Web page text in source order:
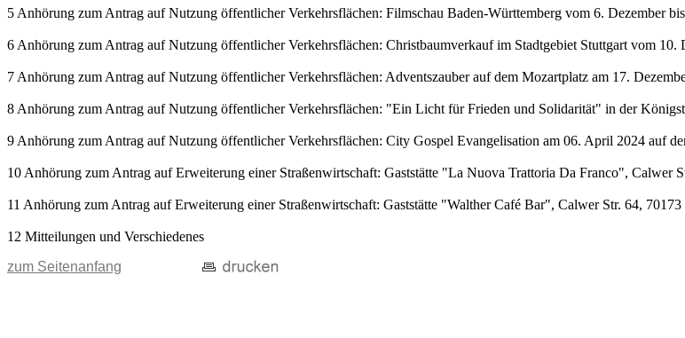
5 Anhörung zum Antrag auf Nutzung öffentlicher Verkehrsflächen: Filmschau Baden-Württemberg vom 6. Dezember
6 Anhörung zum Antrag auf Nutzung öffentlicher Verkehrsflächen: Christbaumverkauf im Stadtgebiet Stuttgart vom 10.
7 Anhörung zum Antrag auf Nutzung öffentlicher Verkehrsflächen: Adventszauber auf dem Mozartplatz am 17.
8 Anhörung zum Antrag auf Nutzung öffentlicher Verkehrsflächen: "Ein Licht für Frieden und Solidarität" in der
9 Anhörung zum Antrag auf Nutzung öffentlicher Verkehrsflächen: City Gospel Evangelisation am 06. April 2024 auf
10 Anhörung zum Antrag auf Erweiterung einer Straßenwirtschaft: Gaststätte "La Nuova Trattoria Da Franco", Calwer
11 Anhörung zum Antrag auf Erweiterung einer Straßenwirtschaft: Gaststätte "Walther Café Bar", Calwer Str. 64,
12 Mitteilungen und Verschiedenes
zum Seitenanfang